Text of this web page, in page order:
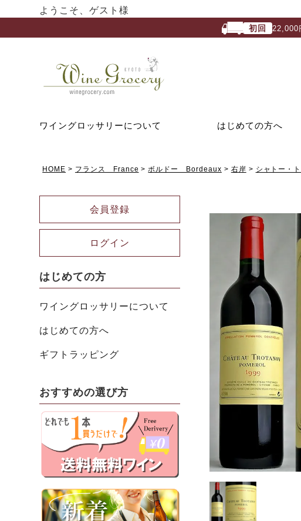
ようこそ、ゲスト様
初回 22,000
ワイングロッサリーについて はじめての方へ
HOME フランス France ボルドー Bordeaux 右岸 シャトー・
会員登録
ログイン
はじめての方
ワイングロッサリーについて
はじめての方へ
ギフトラッピング
おすすめの選び方